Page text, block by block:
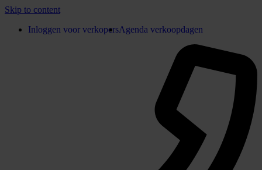
Skip to content
Inloggen voor verkopersAgenda verkoopdagen